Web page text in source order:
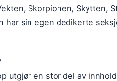
Skorpionen, Skytten,
har sin egen dedikerte
utgjør en stor del av